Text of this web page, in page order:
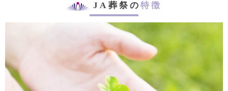
JA葬祭の特徴